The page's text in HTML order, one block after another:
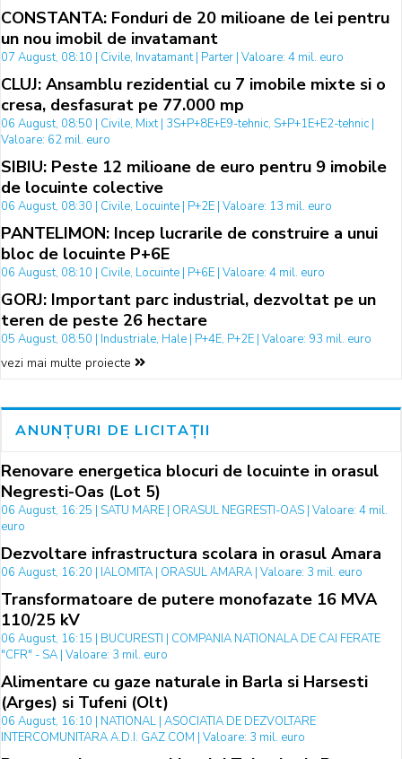
CONSTANTA: Fonduri de 20 milioane de lei pentru
un nou imobil de invatamant
07 August, 08:10 | Civile, Invatamant | Parter | Valoare: 4 mil. euro
CLUJ: Ansamblu rezidential cu 7 imobile mixte si o
cresa, desfasurat pe 77.000 mp
06 August, 08:50 | Civile, Mixt | 3S+P+8E+E9-tehnic, S+P+1E+E2-tehnic |
Valoare: 62 mil. euro
SIBIU: Peste 12 milioane de euro pentru 9 imobile
de locuinte colective
06 August, 08:30 | Civile, Locuinte | P+2E | Valoare: 13 mil. euro
PANTELIMON: Incep lucrarile de construire a unui
bloc de locuinte P+6E
06 August, 08:10 | Civile, Locuinte | P+6E | Valoare: 4 mil. euro
GORJ: Important parc industrial, dezvoltat pe un
teren de peste 26 hectare
05 August, 08:50 | Industriale, Hale | P+4E, P+2E | Valoare: 93 mil. euro
vezi mai multe proiecte
ANUNȚURI DE LICITAȚII
Renovare energetica blocuri de locuinte in orasul
Negresti-Oas (Lot 5)
06 August, 16:25 | SATU MARE | ORASUL NEGRESTI-OAS | Valoare: 4 mil.
euro
Dezvoltare infrastructura scolara in orasul Amara
06 August, 16:20 | IALOMITA | ORASUL AMARA | Valoare: 3 mil. euro
Transformatoare de putere monofazate 16 MVA
110/25 kV
06 August, 16:15 | BUCURESTI | COMPANIA NATIONALA DE CAI FERATE
"CFR" - SA | Valoare: 3 mil. euro
Alimentare cu gaze naturale in Barla si Harsesti
(Arges) si Tufeni (Olt)
06 August, 16:10 | NATIONAL | ASOCIATIA DE DEZVOLTARE
INTERCOMUNITARA A.D.I. GAZ COM | Valoare: 3 mil. euro